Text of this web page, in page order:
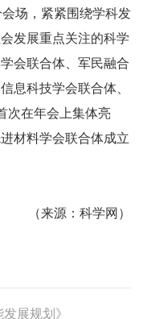
场，紧紧围绕学科发
发展重点关注的科学
会联合体、军民融合
息科技学会联合体、
次在年会上集体亮
材料学会联合体成立
（来源：科学网 ）
展规划》